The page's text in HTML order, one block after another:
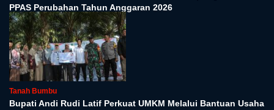
PPAS Perubahan Tahun Anggaran 2026
Tanah Bumbu
Bupati Andi Rudi Latif Perkuat UMKM Melalui Bantuan Usaha